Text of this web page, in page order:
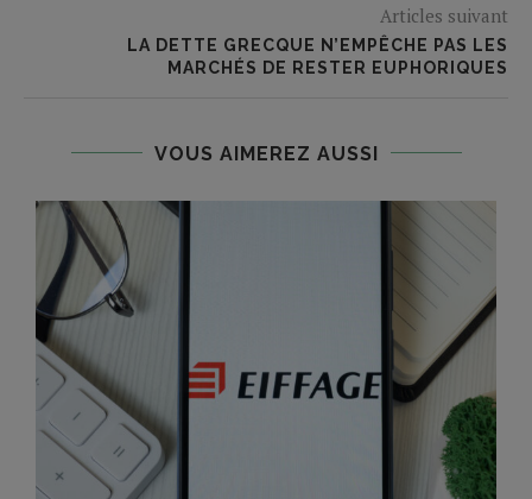
Articles suivant
LA DETTE GRECQUE N’EMPÊCHE PAS LES
MARCHÉS DE RESTER EUPHORIQUES
VOUS AIMEREZ AUSSI